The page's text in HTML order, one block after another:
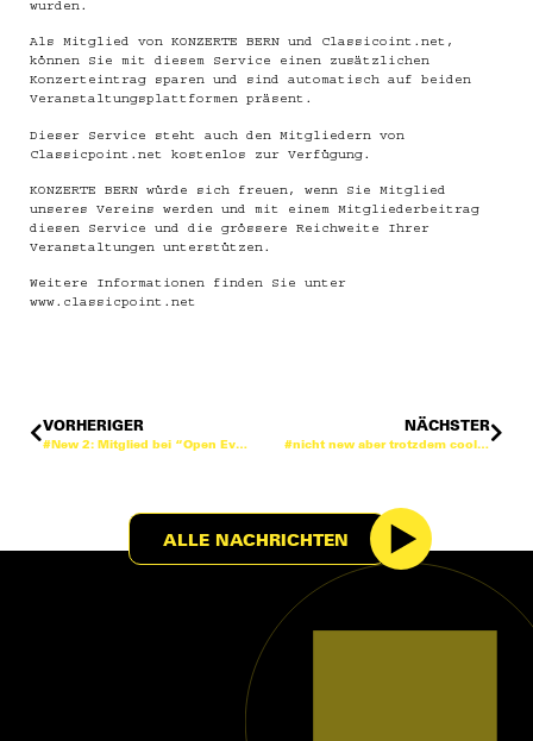
wurden.
Als Mitglied von KONZERTE BERN und Classicoint.net,
können Sie mit diesem Service einen zusätzlichen
Konzerteintrag sparen und sind automatisch auf beiden
Veranstaltungsplattformen präsent.
Dieser Service steht auch den Mitgliedern von
Classicpoint.net kostenlos zur Verfügung.
KONZERTE BERN würde sich freuen, wenn Sie Mitglied
unseres Vereins werden und mit einem Mitgliederbeitrag
diesen Service und die grössere Reichweite Ihrer
Veranstaltungen unterstützen.
Weitere Informationen finden Sie unter
www.classicpoint.net
VORHERIGER
#New 2: Mitglied bei “Open Event Data”
NÄCHSTER
#nicht new aber trotzdem cool: Kooperation mit CulturAll
ALLE NACHRICHTEN